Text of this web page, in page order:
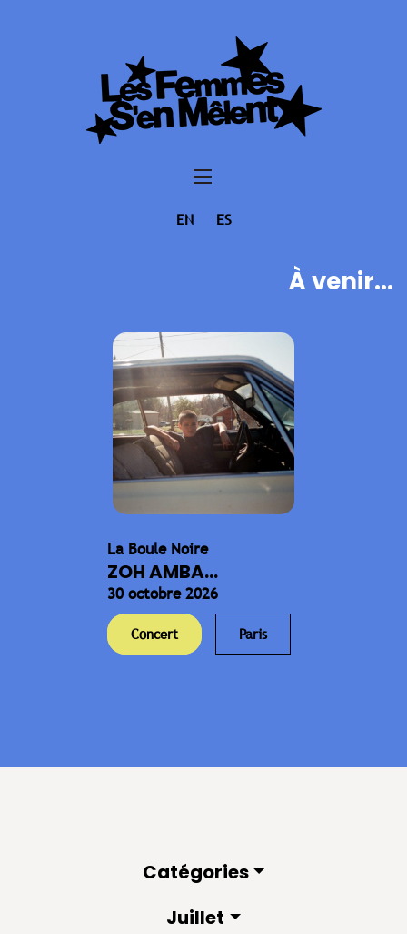
EN ES
À venir...
La Boule Noire
ZOH AMBA...
30 octobre 2026
Concert Paris
Catégories
Juillet